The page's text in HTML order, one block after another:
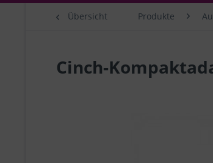
Übersicht Produkte
Cinch-